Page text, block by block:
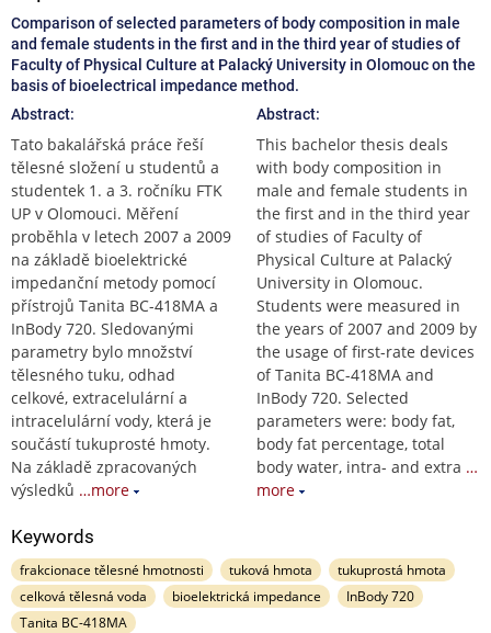
Comparison of selected parameters of body composition in male
and female students in the first and in the third year of studies of
Faculty of Physical Culture at Palacký University in Olomouc on the
basis of bioelectrical impedance method.
Abstract:
Tato bakalářská práce řeší
tělesné složení u studentů a
studentek 1. a 3. ročníku FTK
UP v Olomouci. Měření
proběhla v letech 2007 a 2009
na základě bioelektrické
impedanční metody pomocí
přístrojů Tanita BC-418MA a
InBody 720. Sledovanými
parametry bylo množství
tělesného tuku, odhad
celkové, extracelulární a
intracelulární vody, která je
součástí tukuprosté hmoty.
Na základě zpracovaných
výsledků …more
Abstract:
This bachelor thesis deals
with body composition in
male and female students in
the first and in the third year
of studies of Faculty of
Physical Culture at Palacký
University in Olomouc.
Students were measured in
the years of 2007 and 2009 by
the usage of first-rate devices
of Tanita BC-418MA and
InBody 720. Selected
parameters were: body fat,
body fat percentage, total
body water, intra- and extra …
more
Keywords
frakcionace tělesné hmotnosti tuková hmota
tukuprostá hmota
celková tělesná voda
bioelektrická impedance
InBody 720
Tanita BC-418MA